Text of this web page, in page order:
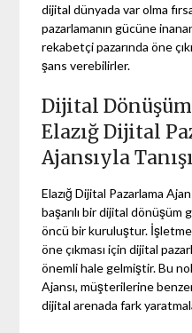
dijital dünyada var olma
pazarlamanın gücüne
rekabetçi pazarında öne
şans verebilirler.
Dijital
Elazığ Dijital
Ajansıyla
Elazığ Dijital Pazarlama
başarılı bir dijital dönüşüm
öncü bir kuruluştur.
öne çıkması için dijital
önemli hale gelmiştir. Bu
Ajansı, müşterilerine
dijital arenada fark